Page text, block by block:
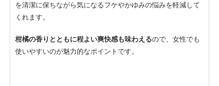
を清潔に保ちながら気になるフケやかゆみの悩みを軽減して
くれます。
柑橘の香りとともに程よい爽快感も味わえるので、女性でも
使いやすいのが魅力的なポイントです。